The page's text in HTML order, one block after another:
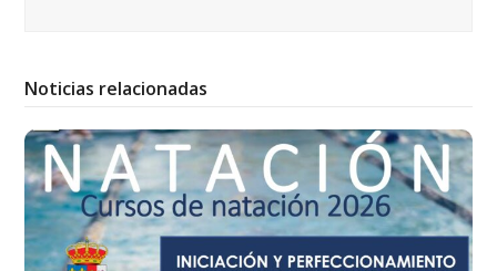
Noticias relacionadas